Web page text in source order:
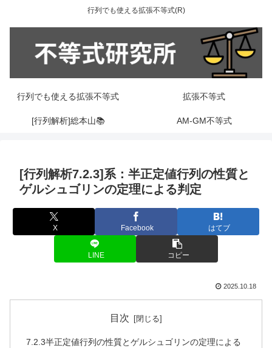
行列でも使える拡張不等式(R)
行列でも使える拡張不等式 拡張不等式
[行列解析]総本山📚 AM-GM不等式
[行列解析7.2.3]系：半正定値行列の性質と
ゲルシュゴリンの定理による判定
X Facebook はてブ
LINE コピー
2025.10.18
目次
7.2.3半正定値行列の性質とゲルシュゴリンの定理による